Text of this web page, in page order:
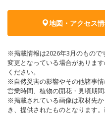
地図・アクセス
※掲載情報は2026年3月のもので
変更となっている場合がありま
ください。
※自然災害の影響やその他諸事
営業時間、植物の開花・見頃期
※掲載されている画像は取材先
き、提供されたものとなります